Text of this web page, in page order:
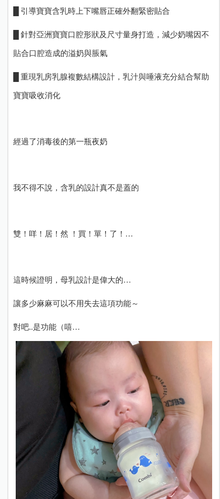
█ 引導寶寶含乳時上下嘴唇正確外翻緊密貼合
█ 針對亞洲寶寶口腔形狀及尺寸量身打造，減少奶嘴因不
貼合口腔造成的溢奶與脹氣
█ 重現乳房乳腺複數結構設計，乳汁與唾液充分結合幫助
寶寶吸收消化
經過了消毒後的第一瓶夜奶
我不得不說，含乳的設計真不是蓋的
雙！咩！居！然 ！買！單！了！…
這時候證明，母乳設計是偉大的…
讓多少麻麻可以不用失去這項功能～
對吧..是功能（嘻…